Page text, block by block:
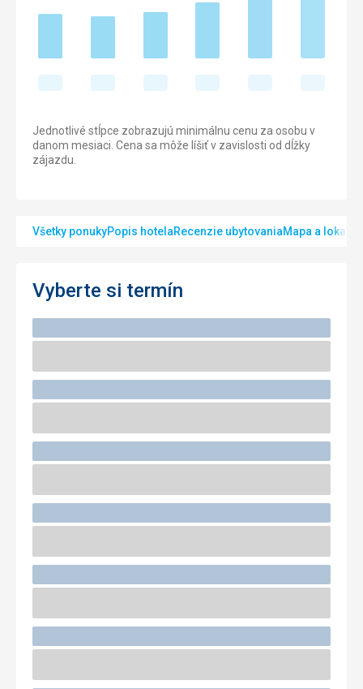
Jednotlivé stĺpce zobrazujú minimálnu cenu za osobu v
danom mesiaci. Cena sa môže líšiť v zavislosti od dĺžky
zájazdu.
Všetky ponukyPopis hotelaRecenzie ubytovaniaMapa a lokalita
Vyberte si termín